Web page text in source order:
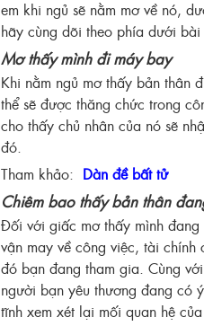
em khi ngủ sẽ nằm mơ về nó,
hãy cùng dõi theo phía dưới
Mơ thấy mình đi máy bay
Khi nằm ngủ mơ thấy bản thân
thể sẽ được thăng chức trong
cho thấy chủ nhân của nó sẽ
đó.
Tham khảo: Dàn đề bất tử
Chiêm bao thấy bản thân
Đối với giấc mơ thấy mình
vận may về công việc, tài
đó bạn đang tham gia. Cùng
người bạn yêu thương đang có
tĩnh xem xét lại mối quan hệ